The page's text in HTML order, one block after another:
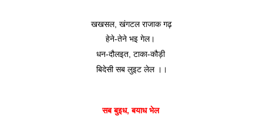
खखसल, खंगटल राजाक गढ़
हेने-तेने भइ गेल।
धन-दौलइत, टाका-कौड़ी
बिदेसी सब लुइट लेल ।।
सब बुइध, बयाध भेल